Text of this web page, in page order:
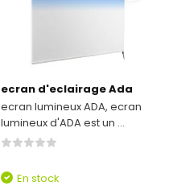
ecran d'eclairage Ada
ecran lumineux ADA, ecran
lumineux d'ADA est un ...
En stock